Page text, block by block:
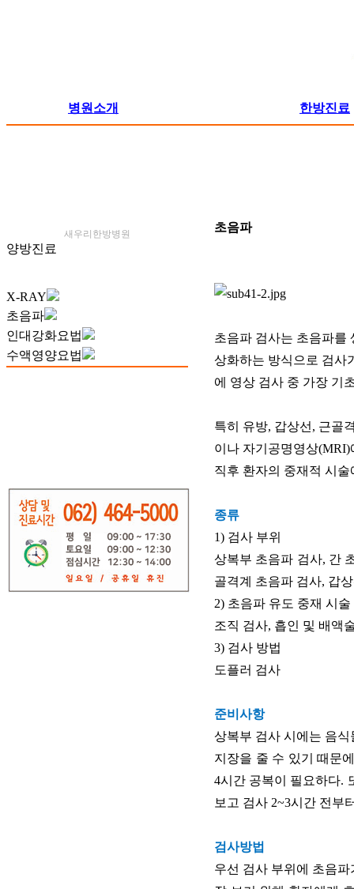
병원소개 한방진료
새우리한방병원
양방진료
X-RAY
초음파
인대강화요법
수액영양요법
초음파
초음파 검사는 초음파를
상화하는 방식으로 검사
에 영상 검사 중 가장 기
특히 유방, 갑상선, 근골
이나 자기공명영상
직후 환자의 중재적 시
종류
1) 검사 부위
상복부 초음파 검사, 간
골격계 초음파 검사, 갑
2) 초음파 유도 중재 시술
조직 검사, 흡인 및 배액
3) 검사 방법
도플러 검사
준비사항
상복부 검사 시에는 음
지장을 줄 수 있기 때문
4시간 공복이 필요하다.
보고 검사 2~3시간 전부
검사방법
우선 검사 부위에 초음